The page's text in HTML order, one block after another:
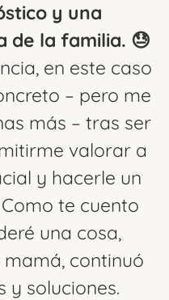
y una
de la familia. 😓
en este caso
– pero me
más – tras ser
valorar a
y hacerle un
te cuento
una cosa,
continuó
y soluciones.